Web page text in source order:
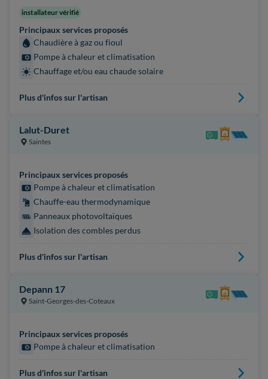
installateur vérifié
Principaux services proposés
Chaudière à gaz ou fioul
Pompe à chaleur et climatisation
Chauffage et/ou eau chaude solaire
Plus d'infos sur l'artisan
Lalut-Duret
Saintes
Principaux services proposés
Pompe à chaleur et climatisation
Chauffe-eau thermodynamique
Panneaux photovoltaïques
Isolation des combles perdus
Plus d'infos sur l'artisan
Depann 17
Saint-Georges-des-Coteaux
Principaux services proposés
Pompe à chaleur et climatisation
Plus d'infos sur l'artisan